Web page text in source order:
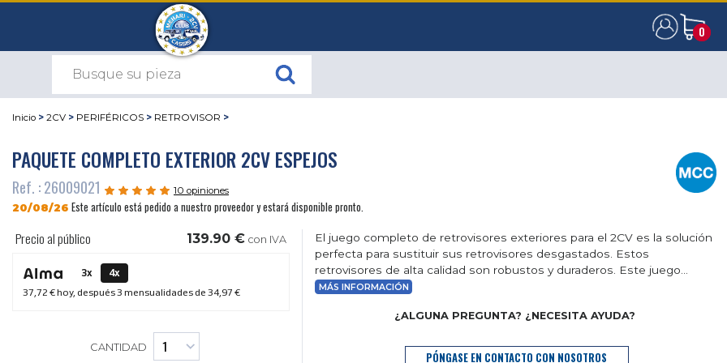
0
0
Inicio > 2CV > PERIFÉRICOS > RETROVISOR >
PAQUETE COMPLETO EXTERIOR 2CV ESPEJOS
Ref. : 26009021 10 opiniones
20/08/26 Este artículo está pedido a nuestro proveedor y estará disponible pronto.
Precio al público 139.90 € con IVA
3x
4x
37,72 €hoy, después 3 mensualidades de 34,97 €
CANTIDAD
El juego completo de retrovisores exteriores para el 2CV es la solución
perfecta para sustituir sus retrovisores desgastados. Estos
retrovisores de alta calidad son robustos y duraderos. Este juego...
MÁS INFORMACIÓN
¿ALGUNA PREGUNTA? ¿NECESITA AYUDA?
PÓNGASE EN CONTACTO CON NOSOTROS